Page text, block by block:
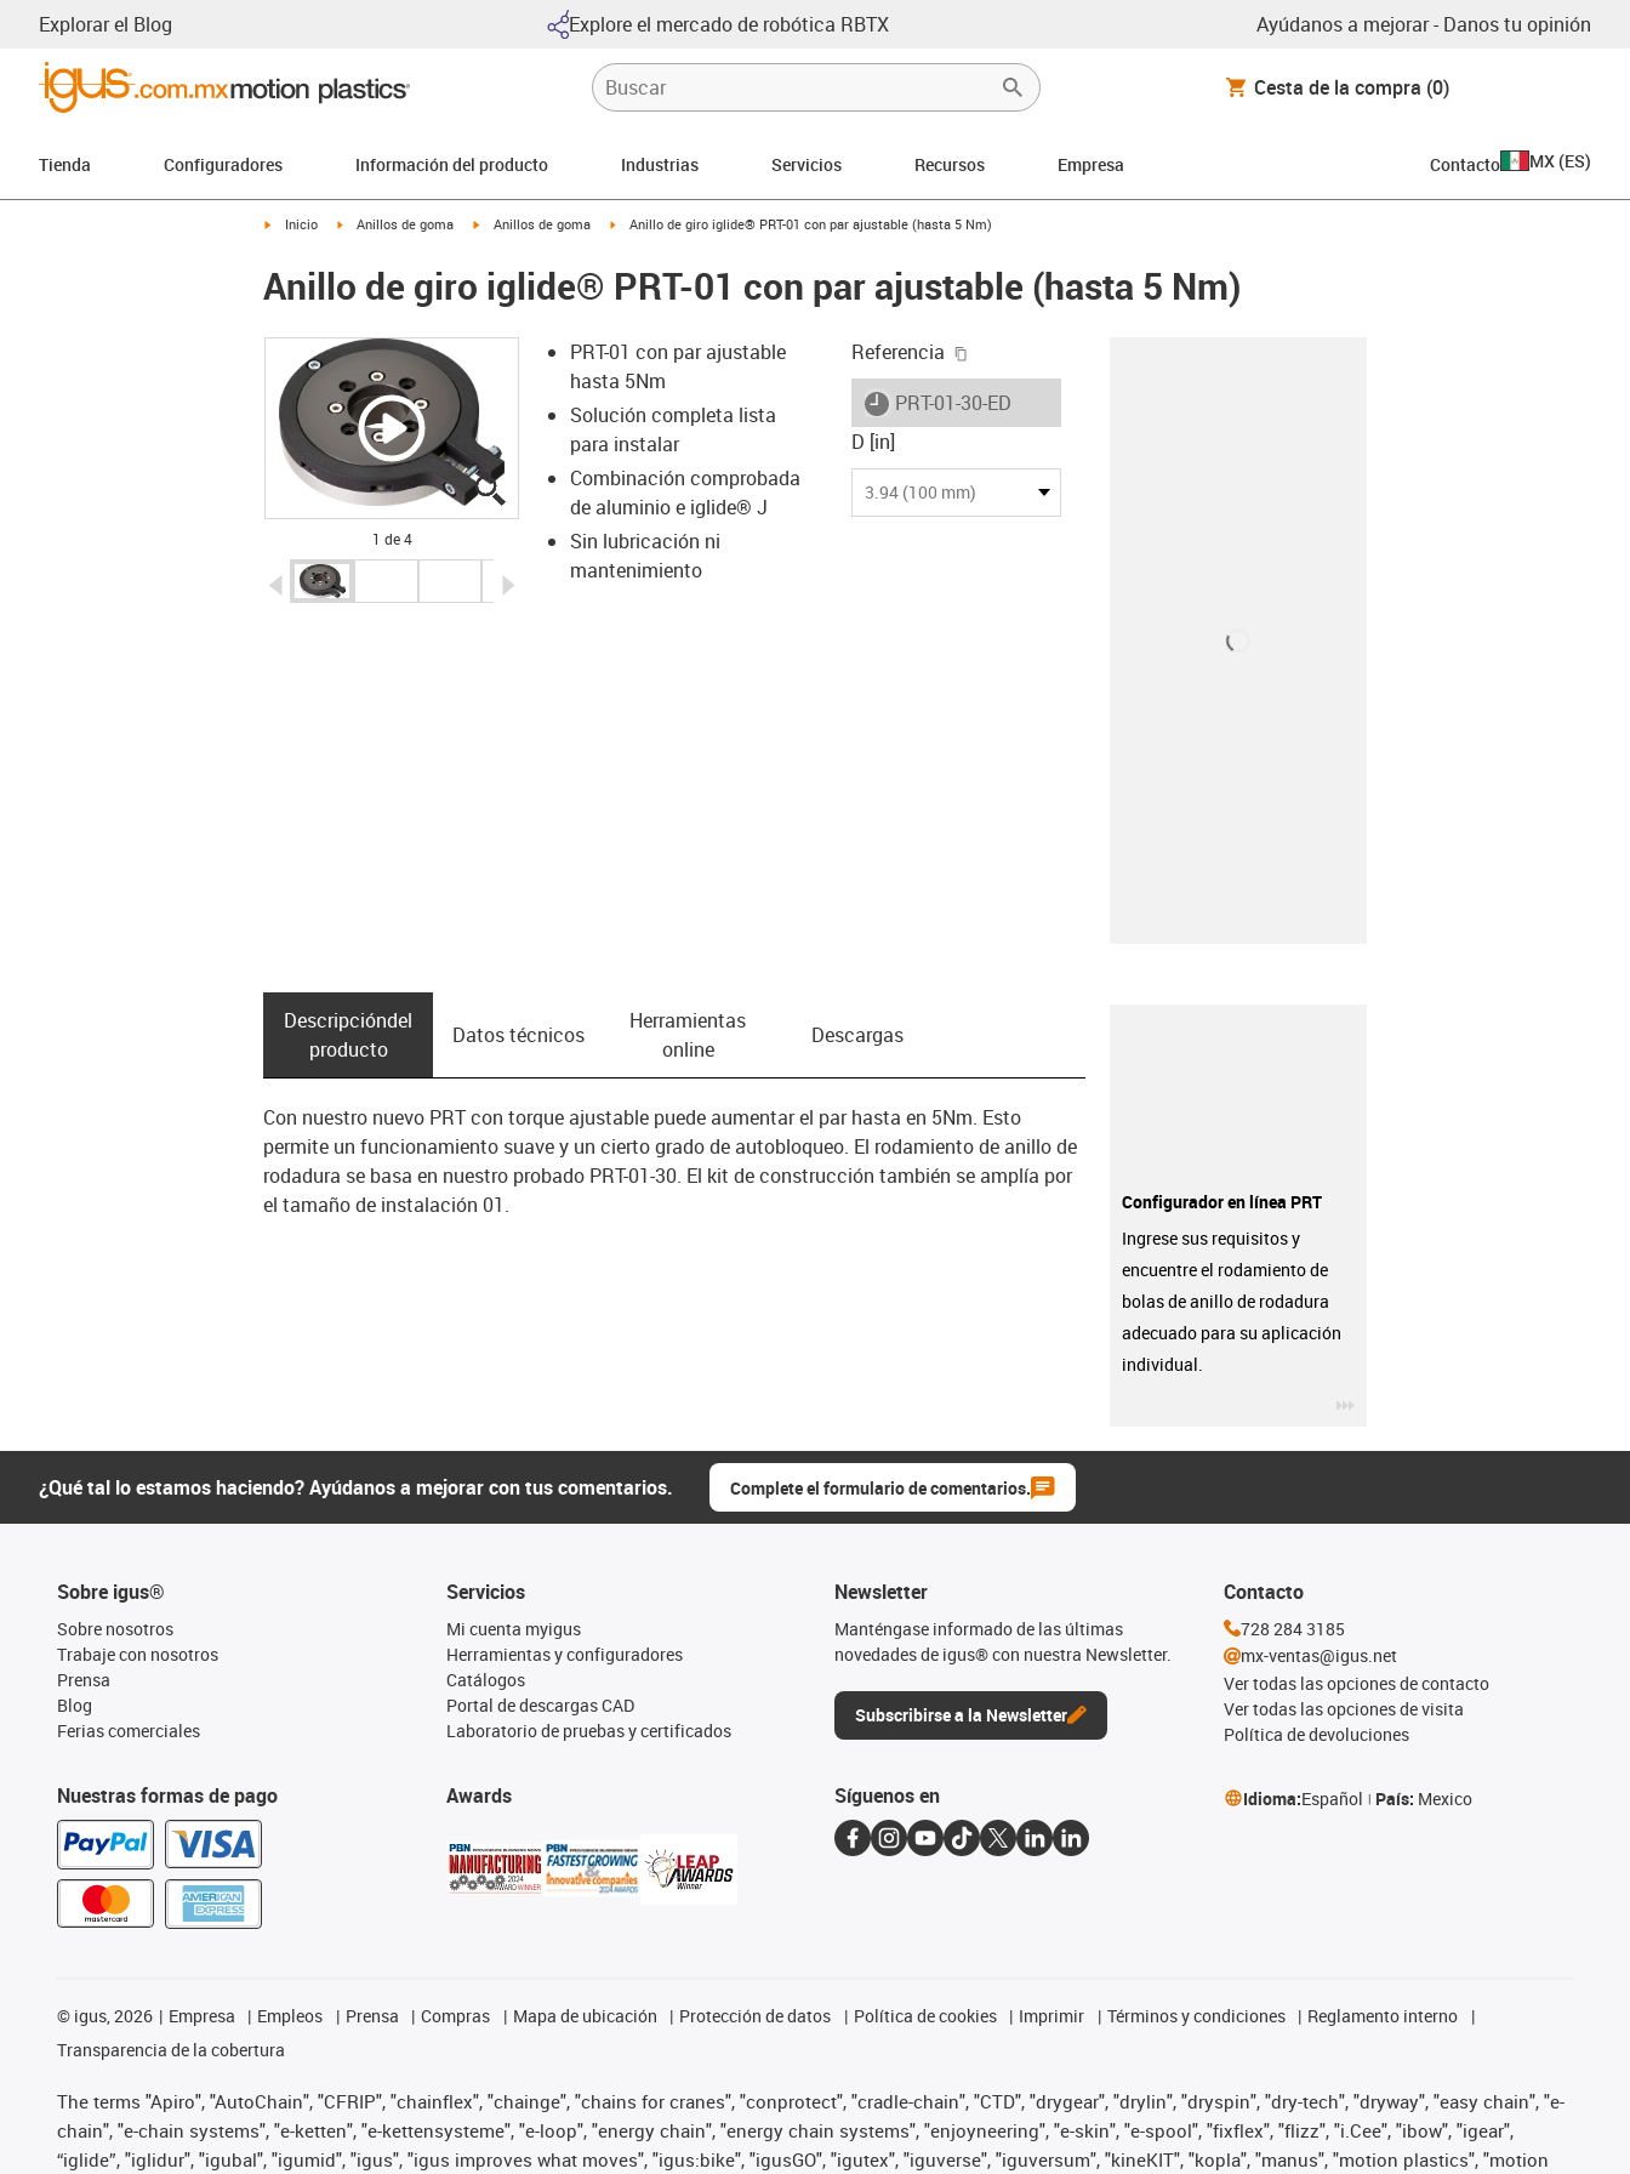
Explorar el Blog Explore el mercado de robótica RBTX Ayúdanos a mejorar - Danos tu opinión
Cesta de la compra (0)
Tienda Configuradores Información del producto Industrias Servicios Recursos Empresa Contacto MX (ES)
igus-icon-arrow-right
Inicio igus-icon-arrow-right
Anillos de goma igus-icon-arrow-right
Anillos de goma igus-icon-arrow-right
Anillo de giro iglide® PRT-01 con par ajustable (hasta 5 Nm)
Anillo de giro iglide® PRT-01 con par ajustable (hasta 5 Nm)
igus-icon-lupe
igus-icon-lupe
igus-icon-lupe
igus-icon-lupe
1 de 4
igus-icon-arrow-left igus-icon-arrow-right
PRT-01 con par ajustable
hasta 5Nm
Solución completa lista
para instalar
Combinación comprobada
de aluminio e iglide® J
Sin lubricación ni
mantenimiento
Referencia
igus-icon-lieferzeit
PRT-01-30-ED
D [in]
3.94 (100 mm)
Descripción­del
producto
Datos técnicos
Herramientas
online
Descargas
Con nuestro nuevo PRT con torque ajustable puede aumentar el par hasta en 5Nm. Esto
permite un funcionamiento suave y un cierto grado de autobloqueo. El rodamiento de anillo de
rodadura se basa en nuestro probado PRT-01-30. El kit de construcción también se amplía por
el tamaño de instalación 01.
Configurador en línea PRT
Ingrese sus requisitos y
encuentre el rodamiento de
bolas de anillo de rodadura
adecuado para su aplicación
individual.
¿Qué tal lo estamos haciendo? Ayúdanos a mejorar con tus comentarios. Complete el formulario de comentarios.
Sobre igus®
Sobre nosotros
Trabaje con nosotros
Prensa
Blog
Ferias comerciales
Nuestras formas de pago
Servicios
Mi cuenta myigus
Herramientas y configuradores
Catálogos
Portal de descargas CAD
Laboratorio de pruebas y certificados
Awards
Newsletter
Manténgase informado de las últimas
novedades de igus® con nuestra Newsletter.
Subscribirse a la Newsletter
Contacto
728 284 3185
mx-ventas@igus.net
Ver todas las opciones de contacto
Ver todas las opciones de visita
Política de devoluciones
Síguenos en Idioma:Español País: Mexico
© igus, 2026 Empresa Empleos Prensa Compras Mapa de ubicación Protección de datos Política de cookies Imprimir Términos y condiciones
Reglamento interno
Transparencia de la cobertura
The terms "Apiro", "AutoChain", "CFRIP", "chainflex", "chainge", "chains for cranes", "conprotect", "cradle-chain", "CTD", "drygear", "drylin", "dryspin", "dry-tech", "dryway", "easy chain", "e-
chain", "e-chain systems", "e-ketten", "e-kettensysteme", "e-loop", "energy chain", "energy chain systems", "enjoyneering", "e-skin", "e-spool", "fixflex", "flizz", "i.Cee", "ibow", "igear",
“iglide”, "iglidur", "igubal", "igumid", "igus", "igus improves what moves", "igus:bike", "igusGO", "igutex", "iguverse", "iguversum", "kineKIT", "kopla", "manus", "motion plastics", "motion